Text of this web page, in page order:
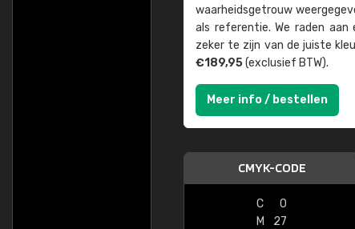
waarheids­­getrouw
als referentie. We raden aan
zeker te zijn van de juiste
€189,95(exclusief BTW).
Meer info / bestellen
CMYK-CODE
C
0
M
27